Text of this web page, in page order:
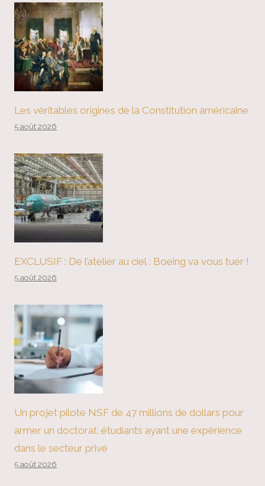
Les véritables origines de la Constitution américaine
5 août 2026
EXCLUSIF : De l’atelier au ciel : Boeing va vous tuer !
5 août 2026
Un projet pilote NSF de 47 millions de dollars pour
armer un doctorat. étudiants ayant une expérience
dans le secteur privé
5 août 2026